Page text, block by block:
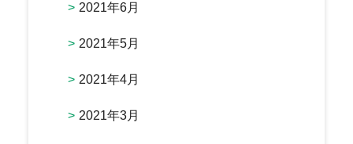
2021年6月
2021年5月
2021年4月
2021年3月